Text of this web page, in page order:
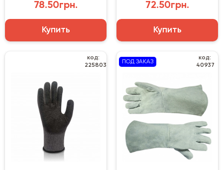
78.50грн.
Купить
72.50грн.
Купить
код:
225803
ПОД ЗАКАЗ
код:
40937